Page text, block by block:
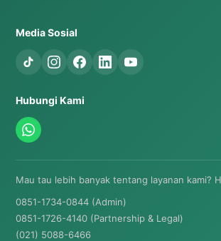
Media Sosial
Hubungi Kami
Mau tau lebih banyak tentang layanan kami?
0851-1734-0844 (Admin)
0851-1726-4140 (Partnership & Legal)
(021) 5088-6466